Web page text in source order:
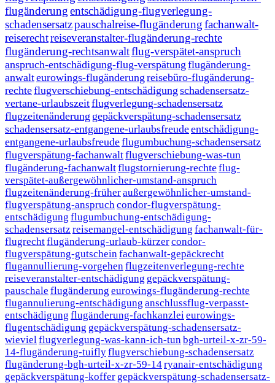
flugänderungentschädigung-flugverlegung-
schadensersatzpauschalreise-flugänderungfachanwalt-
reiserechtreiseveranstalter-flugänderung-rechte
flugänderung-rechtsanwaltflug-verspätet-anspruch
anspruch-entschädigung-flug-verspätung flugänderung-
anwalteurowings-flugänderung reisebüro-flugänderung-
rechteflugverschiebung-entschädigung schadensersatz-
vertane-urlaubszeitflugverlegung-schadensersatz
flugzeitenänderung gepäckverspätung-schadensersatz
schadensersatz-entgangene-urlaubsfreudeentschädigung-
entgangene-urlaubsfreudeflugumbuchung-schadensersatz
flugverspätung-fachanwaltflugverschiebung-was-tun
flugänderung-fachanwaltflugstornierung-rechteflug-
verspätet-außergewöhnlicher-umstand-anspruch
flugzeitenänderung-früheraußergewöhnlicher-umstand-
flugverspätung-anspruch condor-flugverspätung-
entschädigung flugumbuchung-entschädigung-
schadensersatz reisemangel-entschädigung fachanwalt-für-
flugrechtflugänderung-urlaub-kürzercondor-
flugverspätung-gutschein fachanwalt-gepäckrecht
flugannullierung-vorgehen flugzeitenverlegung-rechte
reiseveranstalter-entschädigung gepäckverspätung-
pauschale flugänderung eurowings-flugänderung-rechte
flugannulierung-entschädigung anschlussflug-verpasst-
entschädigung flugänderung-fachkanzlei eurowings-
flugentschädigung gepäckverspätung-schadensersatz-
wieviel flugverlegung-was-kann-ich-tun bgh-urteil-x-zr-59-
14-flugänderung-tuiflyflugverschiebung-schadensersatz
flugänderung-bgh-urteil-x-zr-59-14ryanair-entschädigung
gepäckverspätung-koffer gepäckverspätung-schadensersatz-